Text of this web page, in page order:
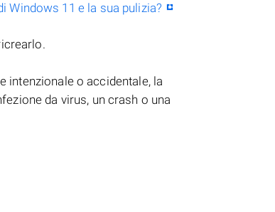
Windows 11 e la sua pulizia?
intenzionale o accidentale, la
da virus, un crash o una